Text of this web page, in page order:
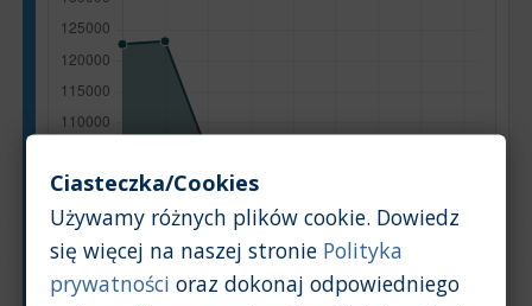
Ciasteczka/Cookies
Używamy różnych plików cookie. Dowiedz
się więcej na naszej stronie Polityka
prywatności oraz dokonaj odpowiedniego